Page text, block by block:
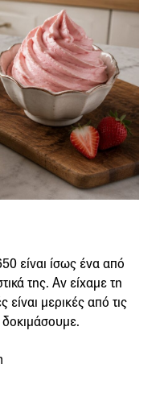
είναι ίσως ένα από
της. Αν είχαμε τη
μερικές από τις